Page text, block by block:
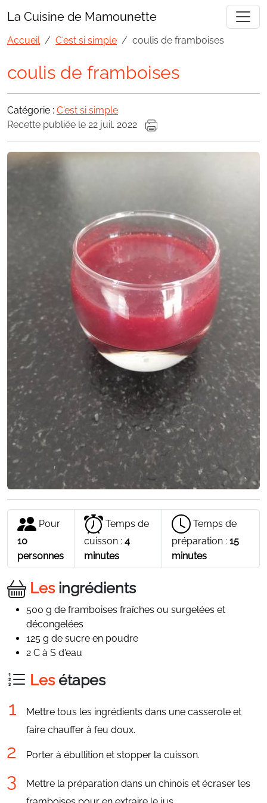
La Cuisine de Mamounette
Accueil C'est si simple coulis de framboises
coulis de framboises
Catégorie : C'est si simple
Recette publiée le 22 juil. 2022
Pour
10
personnes
Temps de
cuisson :4
minutes
Temps de
préparation :15
minutes
Lesingrédients
500 g de framboises fraîches ou surgelées et
décongelées
125 g de sucre en poudre
2 C à S d'eau
Lesétapes
Mettre tous les ingrédients dans une casserole et
faire chauffer à feu doux.
Porter à ébullition et stopper la cuisson.
Mettre la préparation dans un chinois et écraser les